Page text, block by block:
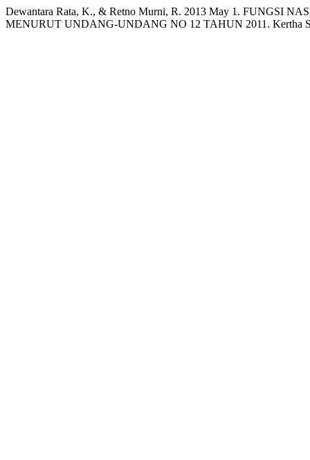
Dewantara Rata, K., & Retno Murni, R. 2013 May 1. FUNGSI
MENURUT UNDANG-UNDANG NO 12 TAHUN 2011. Kertha